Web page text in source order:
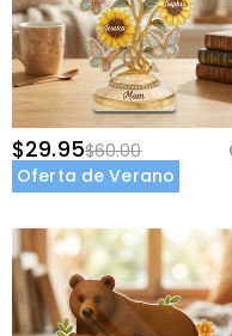
$29.95$60.00
Oferta de Verano